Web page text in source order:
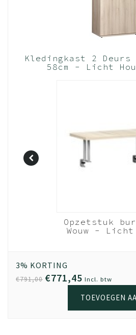
Meubels is 3 (drie) jaar. Geldig
aankoop online. Als bewijs
oorspronkelijke factuur/
Kledingkast 2 deurs
Kledingkast 1 deur
Kledingkast 2
58cm - Licht
Opzetstuk
Wouw - Licht
3% KORTING
€791,00 €771,45 Incl. btw
TOEVOEGEN